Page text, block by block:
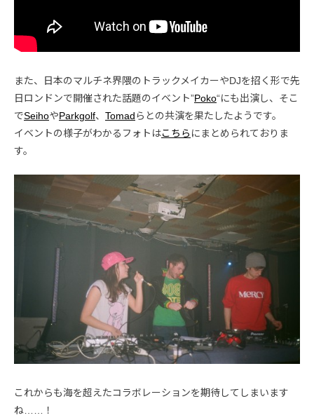
また、日本のマルチネ界隈のトラックメイカーやDJを招く形で先
日ロンドンで開催された話題のイベント”Poko“にも出演し、そこ
でSeihoやParkgolf、 Tomadらとの共演を果たしたようです。
イベントの様子がわかるフォトはこちら にまとめられておりま
す。
これからも海を超えたコラボレーションを期待してしまいます
ね……！